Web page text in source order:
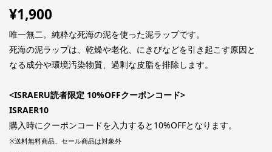
¥1,900
唯一無二。純粋な死海の泥を使った泥ラップです。
死海の泥ラップは、乾燥や老化、にきびなどを引き起こす原因と
なる成分や環境汚染物質、過剰な皮脂を排除します。
<ISRAERU読者限定 10%OFFクーポンコード>
ISRAER10
購入時にクーポンコードを入力すると10%OFFとなります。
※送料無料商品、セール商品は対象外